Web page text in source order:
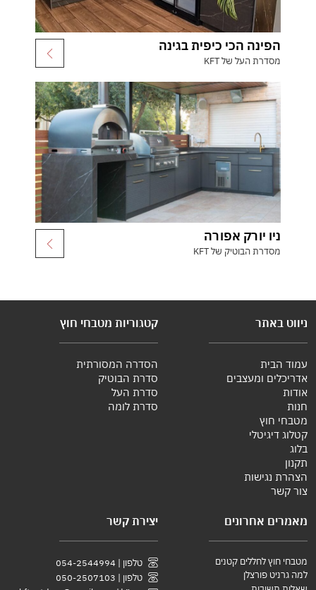
הפינה הכי כיפית בגינה
מסדרת העל של KFT
ניו יורק אפורה
מסדרת הבוטיק של KFT
ניווט באתר
עמוד הבית
אדריכלים ומעצבים
אודות
חנות
מטבחי חוץ
קטלוג דיגיטלי
בלוג
תקנון
הצהרת נגישות
צור קשר
קטגוריות מטבחי חוץ
הסדרה המסורתית
סדרת הבוטיק
סדרת העל
סדרת לומה
מאמרים אחרונים
מטבחי חוץ לחללים קטנים
למה גרניט פורצלן
יצירת קשר
טלפון | 054-2544994
טלפון | 050-2507103